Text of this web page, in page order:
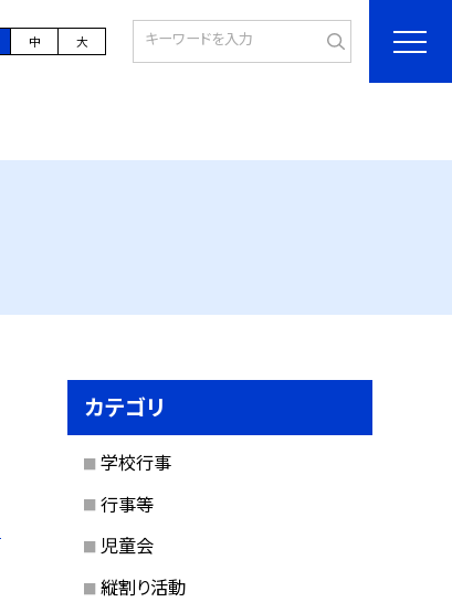
中 大
カテゴリ
学校行事
行事等
児童会
縦割り活動